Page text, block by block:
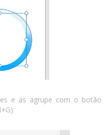
e as agrupe com o botão